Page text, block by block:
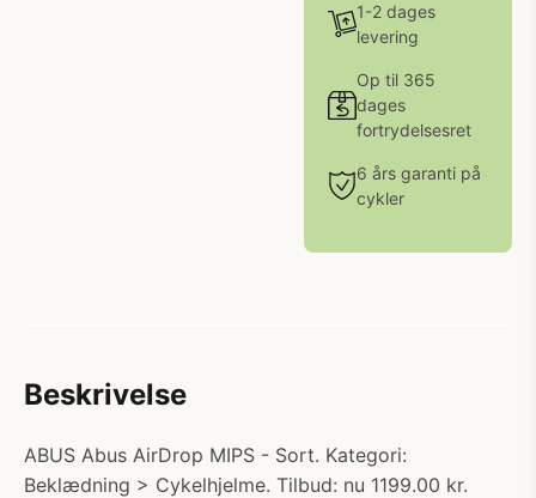
1-2 dages
levering
Op til 365
dages
fortrydelsesret
6 års garanti på
cykler
Beskrivelse
ABUS Abus AirDrop MIPS - Sort. Kategori:
Beklædning > Cykelhjelme. Tilbud: nu 1199.00 kr.